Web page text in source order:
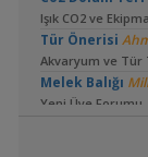
Işık CO2 ve
Tür Önerisi
Akvaryum ve Tür
Melek Balığı
Yeni Üye Forumu